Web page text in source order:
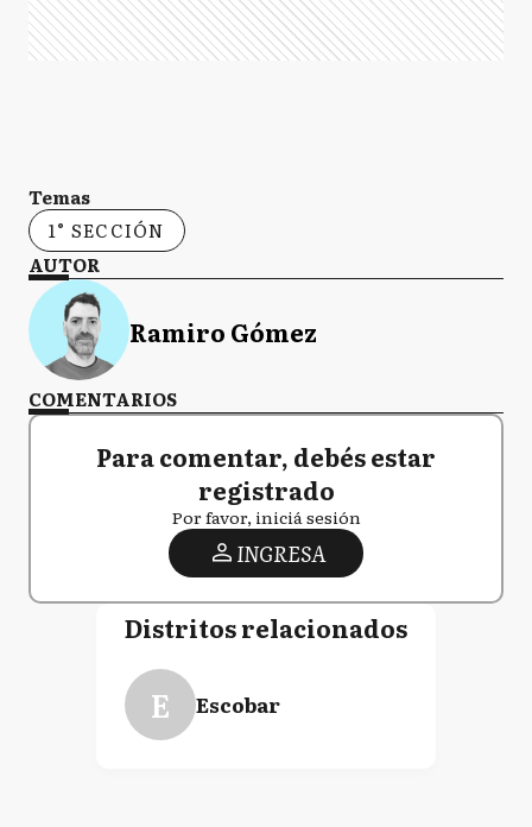
Temas
1° SECCIÓN
AUTOR
Ramiro Gómez
COMENTARIOS
Para comentar, debés estar
registrado
Por favor, iniciá sesión
INGRESA
Distritos relacionados
E Escobar